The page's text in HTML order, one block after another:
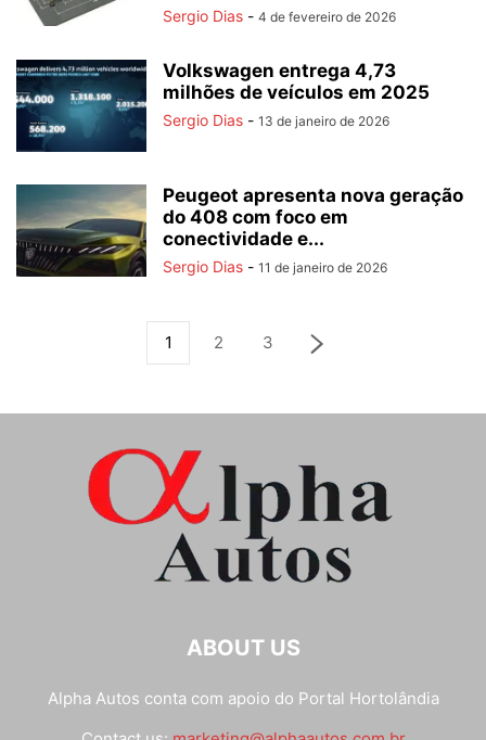
Sergio Dias - 4 de fevereiro de 2026
Volkswagen entrega 4,73
milhões de veículos em 2025
Sergio Dias - 13 de janeiro de 2026
Peugeot apresenta nova geração
do 408 com foco em
conectividade e...
Sergio Dias - 11 de janeiro de 2026
1 2 3
ABOUT US
Alpha Autos conta com apoio do Portal Hortolândia